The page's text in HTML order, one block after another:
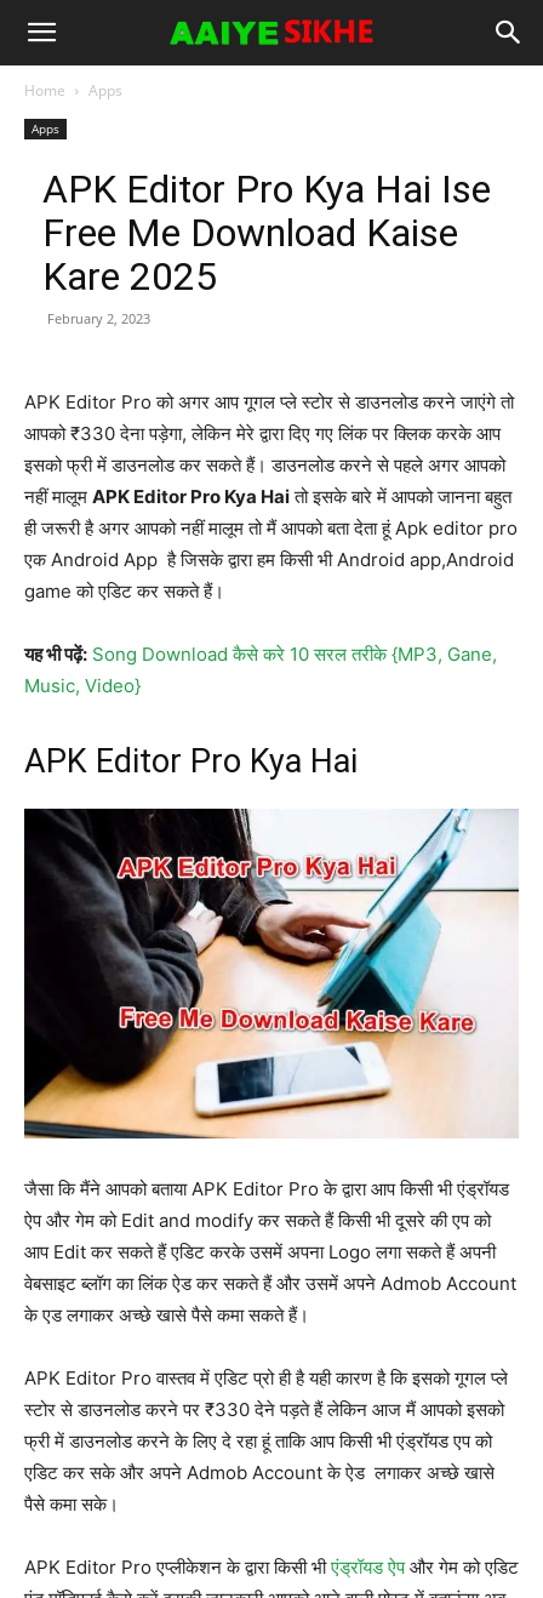
Home Apps
Apps
APK Editor Pro Kya Hai Ise
Free Me Download Kaise
Kare 2025
February 2, 2023
APK Editor Pro को अगर आप गूगल प्ले स्टोर से डाउनलोड करने जाएंगे तो
आपको ₹330 देना पड़ेगा, लेकिन मेरे द्वारा दिए गए लिंक पर क्लिक करके आप
इसको फ्री में डाउनलोड कर सकते हैं। डाउनलोड करने से पहले अगर आपको
नहीं मालूम APK Editor Pro Kya Haiतो इसके बारे में आपको जानना बहुत
ही जरूरी है अगर आपको नहीं मालूम तो मैं आपको बता देता हूं Apk editor pro
एक Android App है जिसके द्वारा हम किसी भी Android app,Android
game को एडिट कर सकते हैं।
यह भी पढ़ें: Song Download कैसे करे 10 सरल तरीके {MP3, Gane,
Music, Video}
APK Editor Pro Kya Hai
जैसा कि मैंने आपको बताया APK Editor Pro के द्वारा आप किसी भी एंड्रॉयड
ऐप और गेम को Edit and modify कर सकते हैं किसी भी दूसरे की एप को
आप Edit कर सकते हैं एडिट करके उसमें अपना Logo लगा सकते हैं अपनी
वेबसाइट ब्लॉग का लिंक ऐड कर सकते हैं और उसमें अपने Admob Account
के एड लगाकर अच्छे खासे पैसे कमा सकते हैं।
APK Editor Pro वास्तव में एडिट प्रो ही है यही कारण है कि इसको गूगल प्ले
स्टोर से डाउनलोड करने पर ₹330 देने पड़ते हैं लेकिन आज मैं आपको इसको
फ्री में डाउनलोड करने के लिए दे रहा हूं ताकि आप किसी भी एंड्रॉयड एप को
एडिट कर सके और अपने Admob Account के ऐड लगाकर अच्छे खासे
पैसे कमा सके।
APK Editor Pro एप्लीकेशन के द्वारा किसी भीएंड्रॉयड ऐपऔर गेम को एडिट